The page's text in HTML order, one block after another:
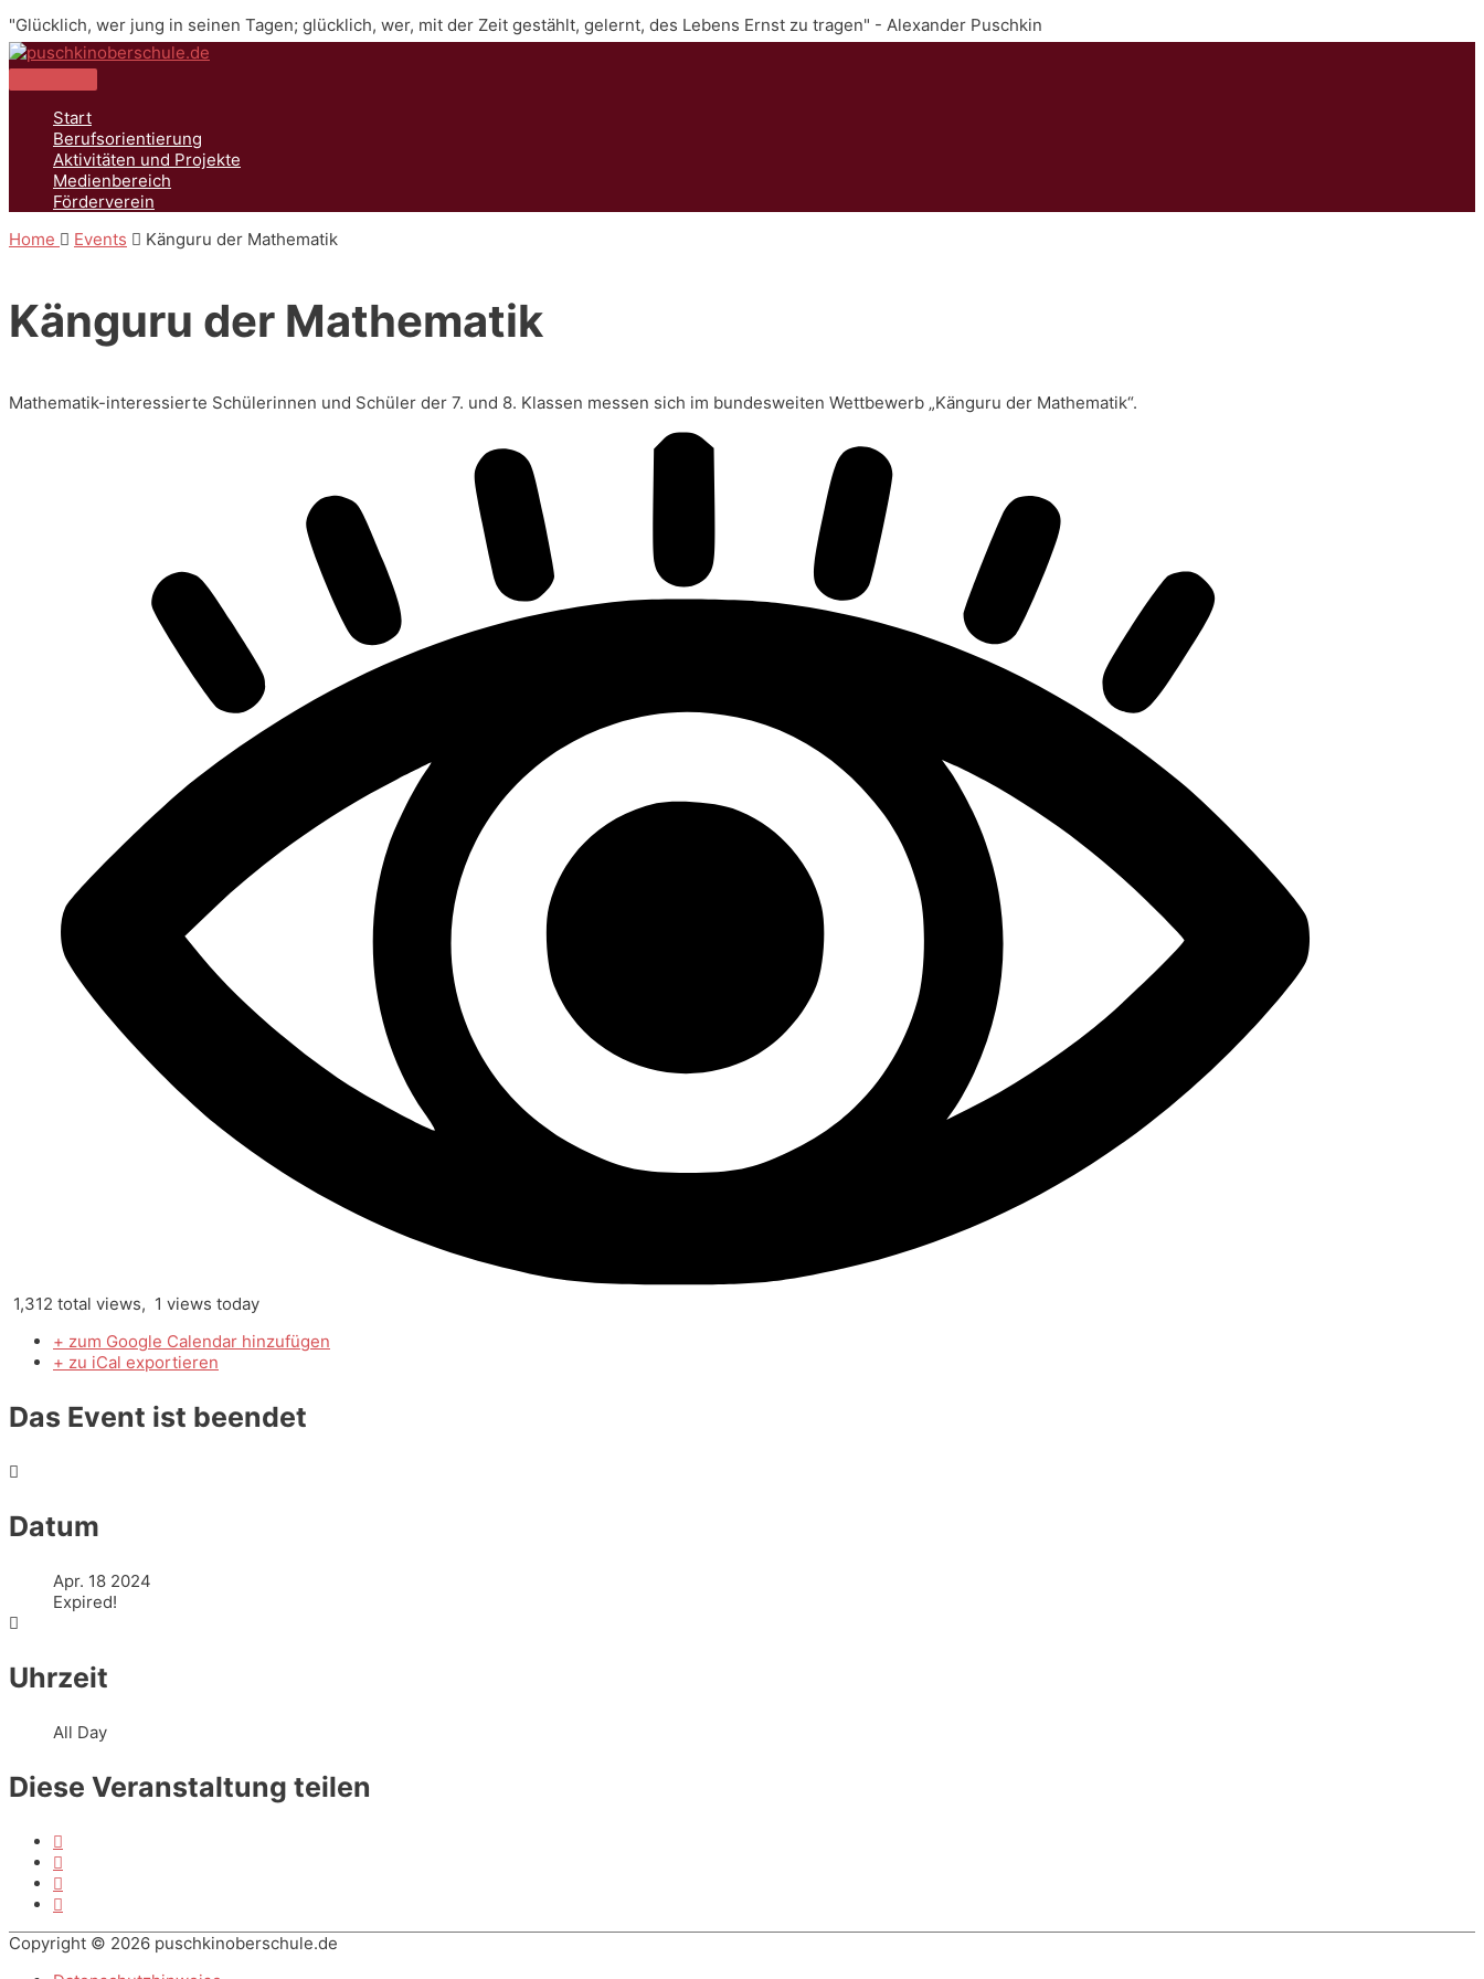
Zum
Inhalt
springen
"Glücklich, wer jung in seinen Tagen; glücklich, wer, mit der Zeit gestählt, gelernt, des Lebens Ernst zu tragen" - Alexander Puschkin
Hauptmenü
Start
Berufsorientierung
Aktivitäten und Projekte
Medienbereich
Förderverein
Home
Events Känguru der Mathematik
Känguru der Mathematik
Mathematik-interessierte Schülerinnen und Schüler der 7. und 8. Klassen messen sich im bundesweiten Wettbewerb „Känguru der Mathematik“.
1,312 total views, 1 views today
+ zum Google Calendar hinzufügen
+ zu iCal exportieren
Das Event ist beendet
Datum
Apr. 18 2024
Expired!
Uhrzeit
All Day
Diese Veranstaltung teilen
Copyright © 2026 puschkinoberschule.de